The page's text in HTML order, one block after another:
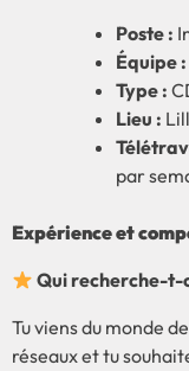
Poste :
Équipe :
Type :
Lieu :
par
Expérience et
Qui recherche-t-
Tu viens du monde
réseaux et tu